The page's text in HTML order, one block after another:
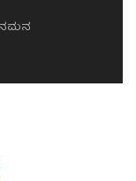
ಮನಸಿನ ಸವಿಭಾವ